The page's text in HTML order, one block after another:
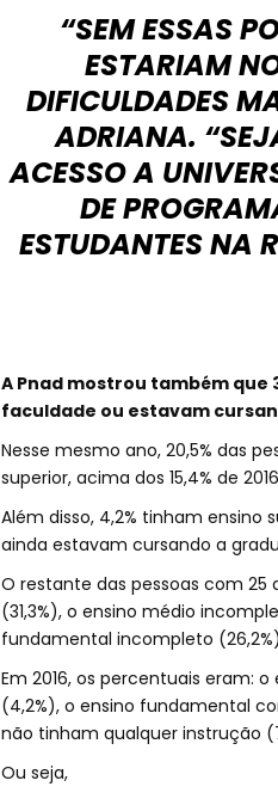
“SEM ESSAS
ESTARIAM
DIFICULDADES
ADRIANA.
ACESSO A
DE
ESTUDANTES NA
A Pnad mostrou também que
faculdade ou estavam
Nesse mesmo ano, 20,5% das
superior, acima dos 15,4% de
Além disso, 4,2% tinham
ainda estavam cursando a
O restante das pessoas com
(31,3%), o ensino médio
fundamental incompleto
Em 2016, os percentuais eram:
(4,2%), o ensino fundamental
não tinham qualquer instrução
Ou seja,